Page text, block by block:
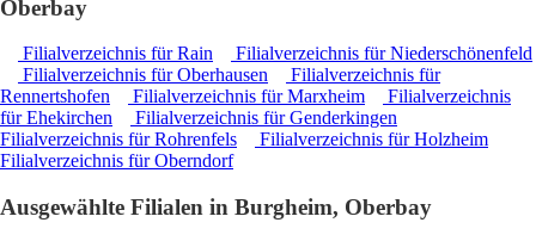
Oberbay
Filialverzeichnis für Rain
Filialverzeichnis für Niederschönenfeld
Filialverzeichnis für Oberhausen
Filialverzeichnis für
Rennertshofen
Filialverzeichnis für Marxheim
Filialverzeichnis
für Ehekirchen
Filialverzeichnis für Genderkingen
Filialverzeichnis für Rohrenfels
Filialverzeichnis für Holzheim
Filialverzeichnis für Oberndorf
Ausgewählte Filialen in Burgheim, Oberbay